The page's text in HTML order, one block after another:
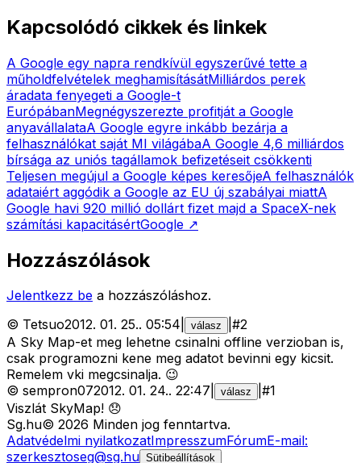
Kapcsolódó cikkek és linkek
A Google egy napra rendkívül egyszerűvé tette a
műholdfelvételek meghamisításátMilliárdos perek
áradata fenyegeti a Google-t
EurópábanMegnégyszerezte profitját a Google
anyavállalataA Google egyre inkább bezárja a
felhasználókat saját MI világábaA Google 4,6 milliárdos
bírsága az uniós tagállamok befizetéseit csökkenti
Teljesen megújul a Google képes keresőjeA felhasználók
adataiért aggódik a Google az EU új szabályai miattA
Google havi 920 millió dollárt fizet majd a SpaceX-nek
számítási kapacitásértGoogle ↗
Hozzászólások
Jelentkezz be a hozzászóláshoz.
© Tetsuo2012. 01. 25.. 05:54 válasz #2
A Sky Map-et meg lehetne csinalni offline verzioban is,
csak programozni kene meg adatot bevinni egy kicsit.
Remelem vki megcsinalja. 😉
© sempron072012. 01. 24.. 22:47 válasz #1
Viszlát SkyMap! 😞
Sg.hu© 2026 Minden jog fenntartva.
Adatvédelmi nyilatkozatImpresszumFórumE-mail:
szerkesztoseg@sg.hu Sütibeállítások